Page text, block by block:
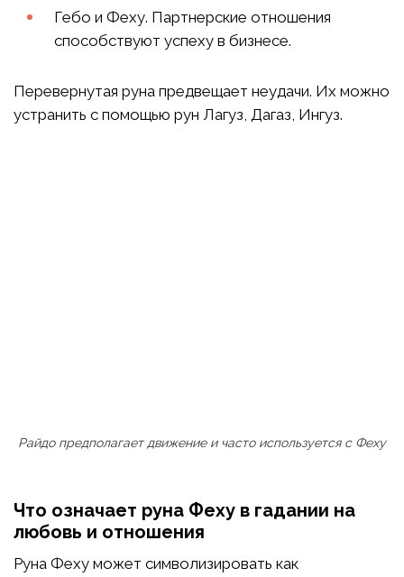
Гебо и Феху. Партнерские отношения
способствуют успеху в бизнесе.
Перевернутая руна предвещает неудачи. Их можно
устранить с помощью рун Лагуз, Дагаз, Ингуз.
Райдо предполагает движение и часто используется с Феху
Что означает руна Феху в гадании на
любовь и отношения
Руна Феху может символизировать как